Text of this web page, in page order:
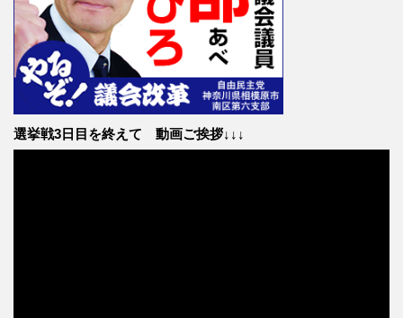
選挙戦3日目を終えて 動画ご挨拶↓↓↓